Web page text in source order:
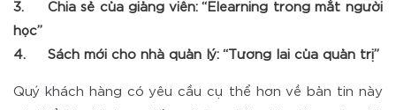
3. Chia sẻ của giảng viên: “Elearning trong mắt người
học”
4. Sách mới cho nhà quản lý: “Tương lai của quản trị”
Quý khách hàng có yêu cầu cụ thể hơn về bản tin này